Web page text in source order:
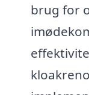
brug for